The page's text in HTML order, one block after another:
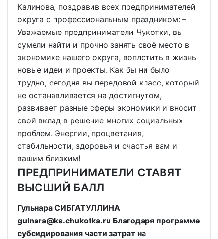
Калинова, поздравив всех предпринимателей
округа с профессиональным праздником: –
Уважаемые предприниматели Чукотки, вы
сумели найти и прочно занять своё место в
экономике нашего округа, воплотить в жизнь
новые идеи и проекты. Как бы ни было
трудно, сегодня вы передовой класс, который
не останавливается на достигнутом,
развивает разные сферы экономики и вносит
свой вклад в решение многих социальных
проблем. Энергии, процветания,
стабильности, здоровья и счастья вам и
вашим близким!
ПРЕДПРИНИМАТЕЛИ СТАВЯТ
ВЫСШИЙ БАЛЛ
Гульнара СИБГАТУЛЛИНА
gulnara@ks.chukotka.ru Благодаря программе
субсидирования части затрат на